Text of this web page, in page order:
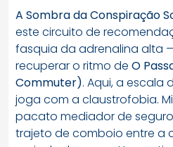
A Sombra da Conspiração
este circuito de
fasquia da adrenalina alta
recuperar o ritmo de O
Commuter). Aqui, a escala
joga com a claustrofobia.
pacato mediador de
trajeto de comboio entre a